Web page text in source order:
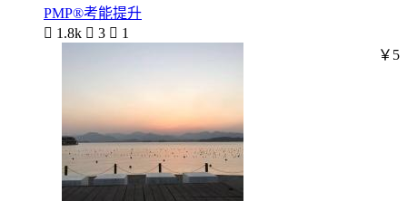
PMP®考能提升
 1.8k  3  1
￥5